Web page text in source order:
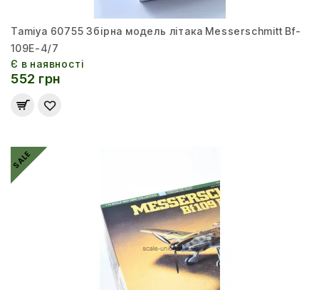
Tamiya 60755 Збірна модель літака Messerschmitt Bf-
109E-4/7
Є в наявності
552 грн
SALE